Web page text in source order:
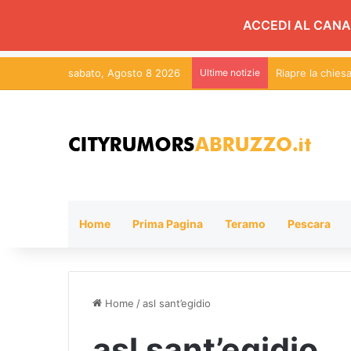
ACCEDI AL
sabato, Agosto 8 2026 Ultime notizie Riapre la
Home Prima Pagina Teramo Pescara
Home /asl sant’egidio